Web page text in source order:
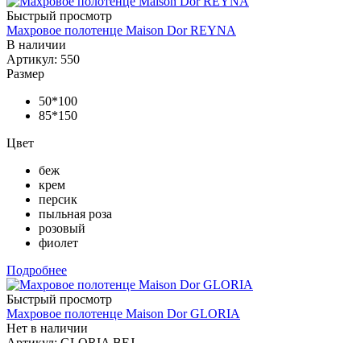
Быстрый просмотр
Махровое полотенце Maison Dor REYNA
В наличии
Артикул: 550
Размер
50*100
85*150
Цвет
беж
крем
персик
пыльная роза
розовый
фиолет
Подробнее
Быстрый просмотр
Махровое полотенце Maison Dor GLORIA
Нет в наличии